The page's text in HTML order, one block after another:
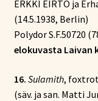
ERKKI EIRTO ja
(14.5.1938, Berlin)
Polydor S.F.50720
elokuvasta Laivan
16. Sulamith, foxtrot
(säv. ja san. Matti